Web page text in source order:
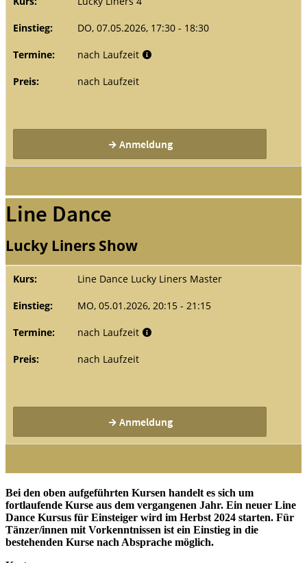
Bei den oben aufgeführten Kursen handelt es sich um
fortlaufende Kurse aus dem vergangenen Jahr. Ein neuer Line
Dance Kursus für Einsteiger wird im Herbst 2024 starten. Für
Tänzer/innen mit Vorkenntnissen ist ein Einstieg in die
bestehenden Kurse nach Absprache möglich.